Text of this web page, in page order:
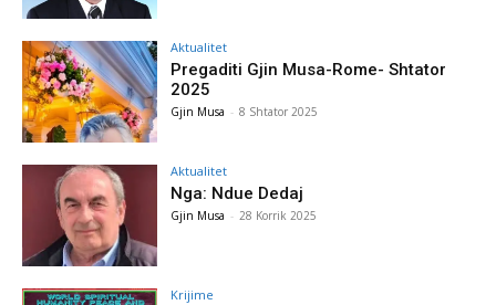
Aktualitet
Pregaditi Gjin Musa-Rome- Shtator
2025
Gjin Musa - 8 Shtator 2025
Aktualitet
Nga: Ndue Dedaj
Gjin Musa - 28 Korrik 2025
Krijime